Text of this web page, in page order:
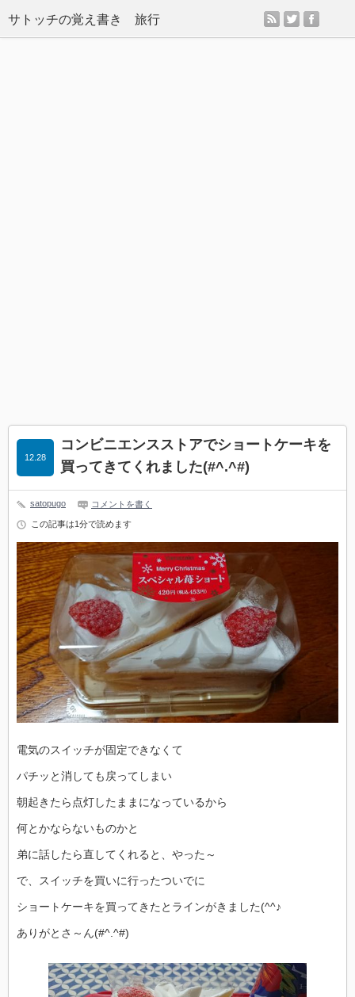
サトッチの覚え書き 旅行 rss twitter
コンビニエンスストアでショートケーキを
買ってきてくれました(#^.^#)
12.28
satopugo コメントを書く
この記事は1分で読めます
電気のスイッチが固定できなくて
パチッと消しても戻ってしまい
朝起きたら点灯したままになっているから
何とかならないものかと
弟に話したら直してくれると、やった～
で、スイッチを買いに行ったついでに
ショートケーキを買ってきたとラインがきました(^^♪
ありがとさ～ん(#^.^#)